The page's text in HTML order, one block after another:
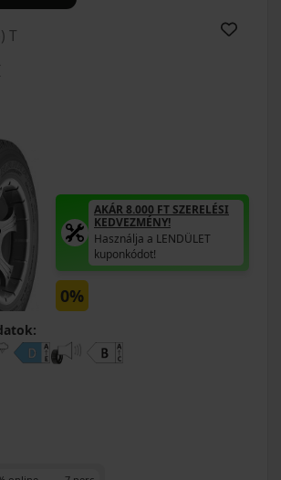
T
AKÁR 8.000 FT SZERELÉSI
KEDVEZMÉNY!
Használja a LENDÜLET
kuponkódot!
0%